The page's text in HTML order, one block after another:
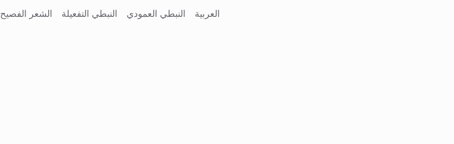
العربية النبطي العمودي النبطي التفعيلة الشعر الفصيح